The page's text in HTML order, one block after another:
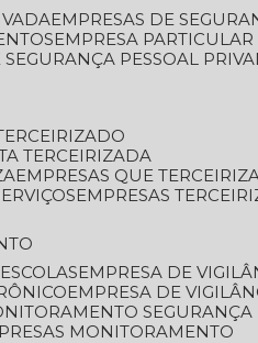
EMPRESAS DE
EMPRESA
SEGURANÇA PESSOAL
TERCEIRIZADA
EMPRESAS QUE
EMPRESAS
EMPRESA DE
EMPRESA DE
SEGURANÇA
MONITORAMENTO